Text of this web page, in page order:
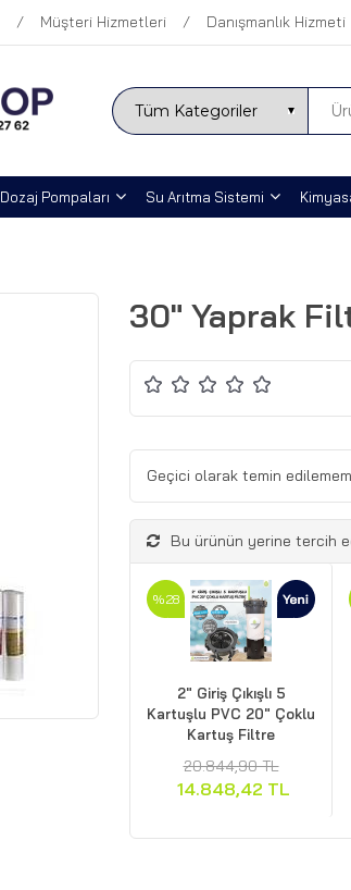
Müşteri Hizmetleri Danışmanlık Hizmeti
Dozaj Pompaları Su Arıtma Sistemi
30" Yaprak
Geçici olarak temin
Bu ürünün yerine tercih
2" Giriş Çıkışlı 5
Kartuşlu PVC 20" Çoklu
Kartuş Filtre
20.844,90 TL
14.848,42 TL
%28